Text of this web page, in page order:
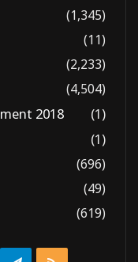
(1,345)
(11)
(2,233)
(4,504)
2018
(1)
(1)
(696)
(49)
(619)